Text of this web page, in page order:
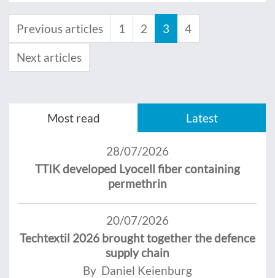
Previous articles 1 2 3 4
Next articles
Most read Latest
28/07/2026
TTIK developed Lyocell fiber containing
permethrin
20/07/2026
Techtextil 2026 brought together the defence
supply chain
By Daniel Keienburg